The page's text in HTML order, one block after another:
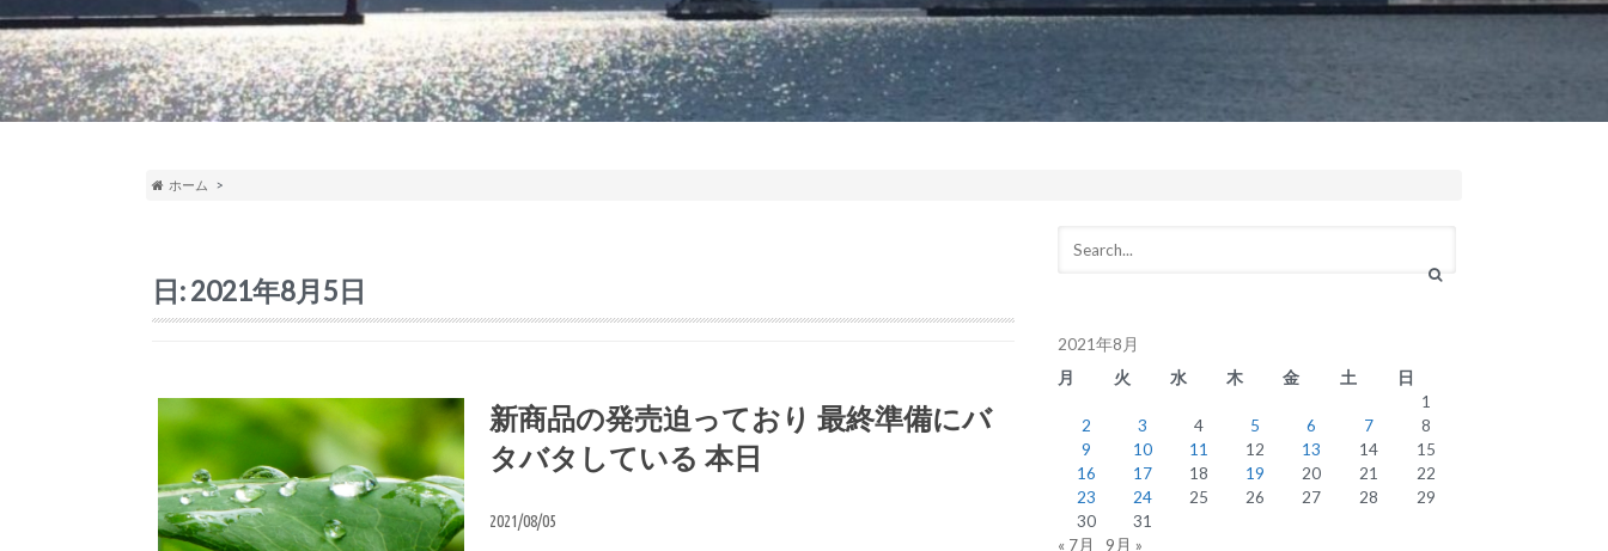
ホーム
日:2021年8月5日
新商品の発売迫っており 最終準備にバ
タバタしている 本日
2021/08/05
2021年8月
月
火 水 木 金 土
日
1
2
3 4 5 6 7
8
9
10 11 12 13 14
15
16
17 18 19 20 21
22
23
24 25 26 27 28
29
30
31
« 7月
9月 »